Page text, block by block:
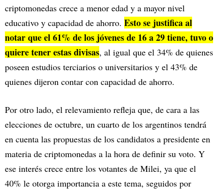
criptomonedas crece a menor edad y a mayor nivel
educativo y capacidad de ahorro. Esto se justifica al
notar que el 61% de los jóvenes de 16 a 29 tiene, tuvo o
quiere tener estas divisas, al igual que el 34% de quienes
poseen estudios terciarios o universitarios y el 43% de
quienes dijeron contar con capacidad de ahorro.
Por otro lado, el relevamiento refleja que, de cara a las
elecciones de octubre, un cuarto de los argentinos tendrá
en cuenta las propuestas de los candidatos a presidente en
materia de criptomonedas a la hora de definir su voto. Y
ese interés crece entre los votantes de Milei, ya que el
40% le otorga importancia a este tema, seguidos por